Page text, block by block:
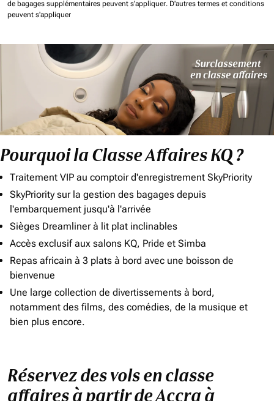
de bagages supplémentaires peuvent s'appliquer. D'autres termes et conditions
peuvent s'appliquer
Pourquoi la Classe Affaires KQ ?
Traitement VIP au comptoir d'enregistrement SkyPriority
SkyPriority sur la gestion des bagages depuis
l'embarquement jusqu'à l'arrivée
Sièges Dreamliner à lit plat inclinables
Accès exclusif aux salons KQ, Pride et Simba
Repas africain à 3 plats à bord avec une boisson de
bienvenue
Une large collection de divertissements à bord,
notamment des films, des comédies, de la musique et
bien plus encore.
Réservez des vols en classe
affaires à partir de Accra à